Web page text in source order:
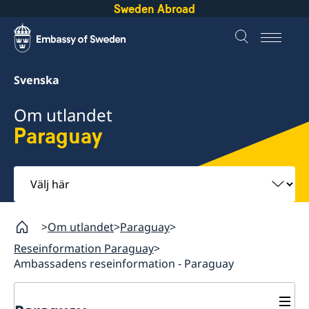
Sweden Abroad
Svenska
Om utlandet
Paraguay
Välj
här
Om utlandet Paraguay
Reseinformation Paraguay
Ambassadens reseinformation - Paraguay